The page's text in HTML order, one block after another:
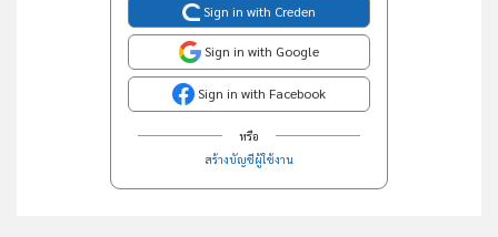
Sign in with Creden
Sign in with Google
Sign in with Facebook
หรือ
สร้างบัญชีผู้ใช้งาน